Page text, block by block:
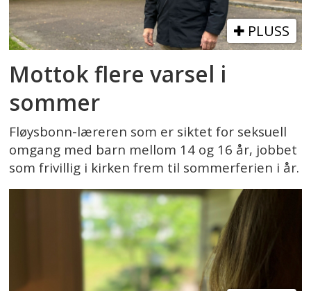
PLUSS
Mottok flere varsel i
sommer
Fløysbonn-læreren som er siktet for seksuell
omgang med barn mellom 14 og 16 år, jobbet
som frivillig i kirken frem til sommerferien i år.